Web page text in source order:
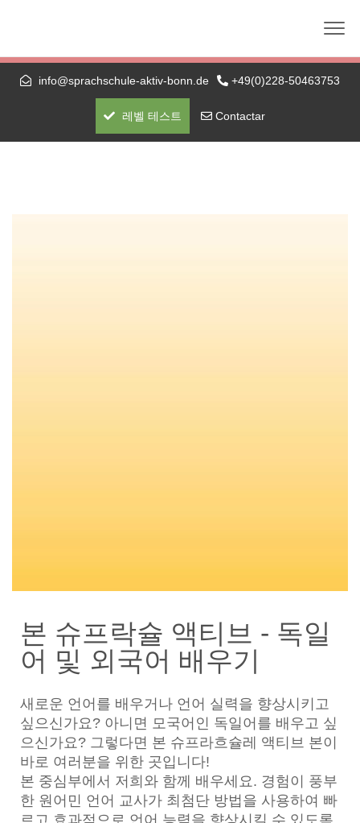
Die nächste telc-Prüfung: 01.09.2026 (schriftlich +
info@sprachschule-aktiv-bonn.de +49(0)228-50463753
레벨 테스트 Contactar
본 슈프락슐 액티브 - 독일
어 및 외국어 배우기
새로운 언어를 배우거나 언어 실력을 향상시키고
싶으신가요? 아니면 모국어인 독일어를 배우고 싶
으신가요? 그렇다면 본 슈프라흐슐레 액티브 본이
바로 여러분을 위한 곳입니다!
본 중심부에서 저희와 함께 배우세요. 경험이 풍부
한 원어민 언어 교사가 최첨단 방법을 사용하여 빠